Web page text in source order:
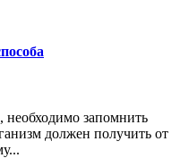
запомнить
должен получить от